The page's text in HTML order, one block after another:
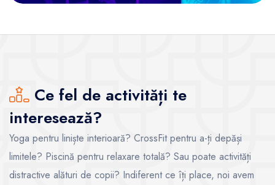
Ce fel de activități te
interesează?
Yoga pentru liniște interioară? CrossFit pentru a-ți depăși
limitele? Piscină pentru relaxare totală? Sau poate activități
distractive alături de copii? Indiferent ce îți place, noi avem